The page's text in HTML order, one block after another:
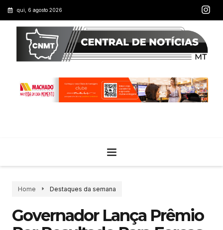
qui, 6 agosto 2026
Home Destaques da semana
Governador Lança Prêmio